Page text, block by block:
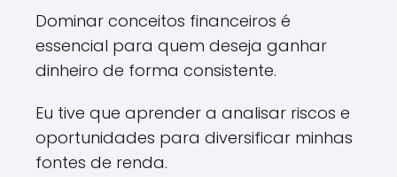
Dominar conceitos financeiros é
essencial para quem deseja ganhar
dinheiro de forma consistente.
Eu tive que aprender a analisar riscos e
oportunidades para diversificar minhas
fontes de renda.